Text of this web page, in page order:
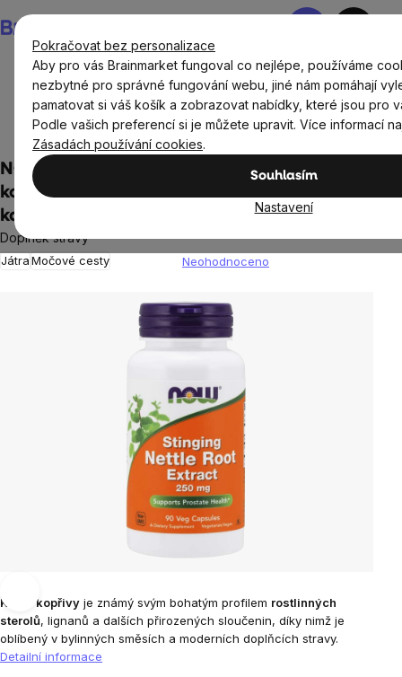
Pokračovat bez personalizace
Aby pro vás Brainmarket fungoval co nejlépe, používáme
nezbytné pro správné fungování webu, jiné nám pomáhají
pamatovat si váš košík a zobrazovat nabídky, které jsou pro
Podle vašich preferencí si je můžete upravit. Více informací
Zásadách používání cookies.
Souhlasím
Nastavení
na
obsah
Nákupní
Doplňky stravy a výživa
Doplňky stravy podle orgánů a
částí těla
Játra, ledviny
NOW Stinging Nettle Root (Extrakt z
kořene kopřivy), 250 mg, 90 rostlinných
kapslí
Doplněk stravy
JátraMočové cesty
produktu
hvězdiček.
Neohodnoceno
Kořen kopřivy je známý svým bohatým profilem rostlinných
sterolů, lignanů a dalších přirozených sloučenin, díky nimž je
oblíbený v bylinných směsích a moderních doplňcích stravy.
Detailní informace